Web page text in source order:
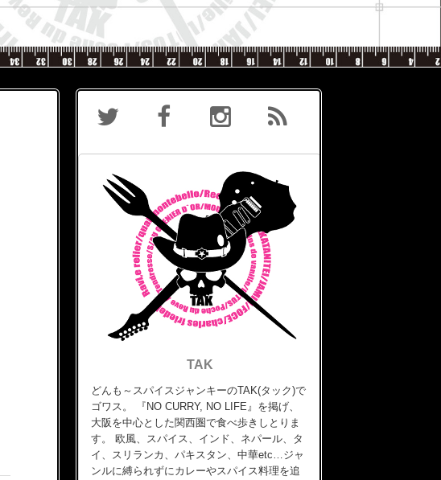
TAK
どんも～スパイスジャンキーのTAK(タック)で
ゴワス。 『NO CURRY, NO LIFE』を掲げ、
大阪を中心とした関西圏で食べ歩きしとりま
す。 欧風、スパイス、インド、ネパール、タ
イ、スリランカ、パキスタン、中華etc…ジャ
ンルに縛られずにカレーやスパイス料理を追